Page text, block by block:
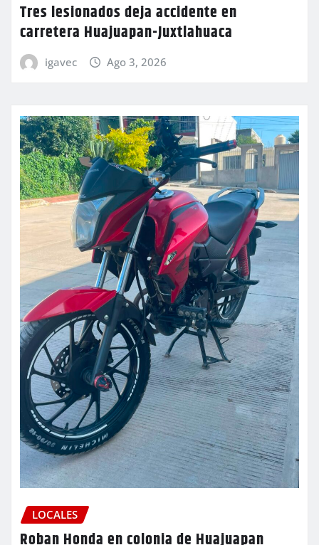
Tres lesionados deja accidente en
carretera Huajuapan-Juxtlahuaca
igavec Ago 3, 2026
LOCALES